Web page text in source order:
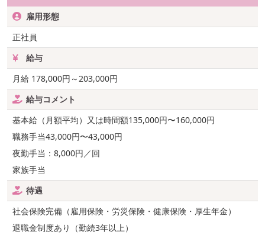
雇用形態
正社員
給与
月給 178,000円～203,000円
給与コメント
基本給（月額平均）又は時間額135,000円〜160,000円
職務手当43,000円〜43,000円
夜勤手当：8,000円／回
家族手当
待遇
社会保険完備（雇用保険・労災保険・健康保険・厚生年金）
退職金制度あり（勤続3年以上）